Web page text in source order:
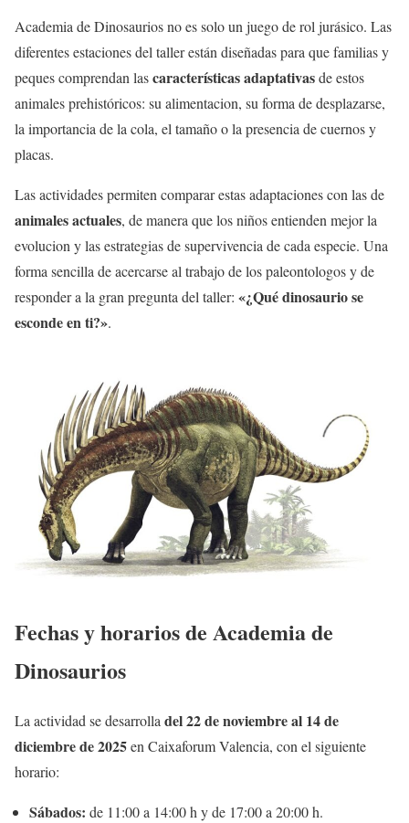
Academia de Dinosaurios no es solo un juego de rol jurásico. Las
diferentes estaciones del taller están diseñadas para que familias y
peques comprendan lascaracterísticas adaptativasde estos
animales prehistóricos: su alimentacion, su forma de desplazarse,
la importancia de la cola, el tamaño o la presencia de cuernos y
placas.
Las actividades permiten comparar estas adaptaciones con las de
animales actuales, de manera que los niños entienden mejor la
evolucion y las estrategias de supervivencia de cada especie. Una
forma sencilla de acercarse al trabajo de los paleontologos y de
responder a la gran pregunta del taller: «¿Qué dinosaurio se
esconde en ti?».
Fechas y horarios de Academia de
Dinosaurios
La actividad se desarrolla del 22 de noviembre al 14 de
diciembre de 2025en Caixaforum Valencia, con el siguiente
horario:
Sábados: de 11:00 a 14:00 h y de 17:00 a 20:00 h.